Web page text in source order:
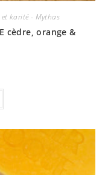
karité - Mythas
cèdre, orange &